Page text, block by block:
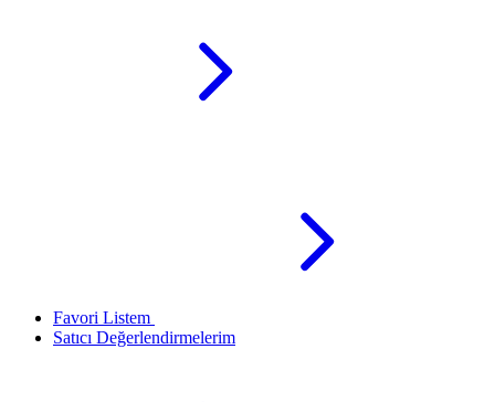
Favori Listem
Satıcı Değerlendirmelerim